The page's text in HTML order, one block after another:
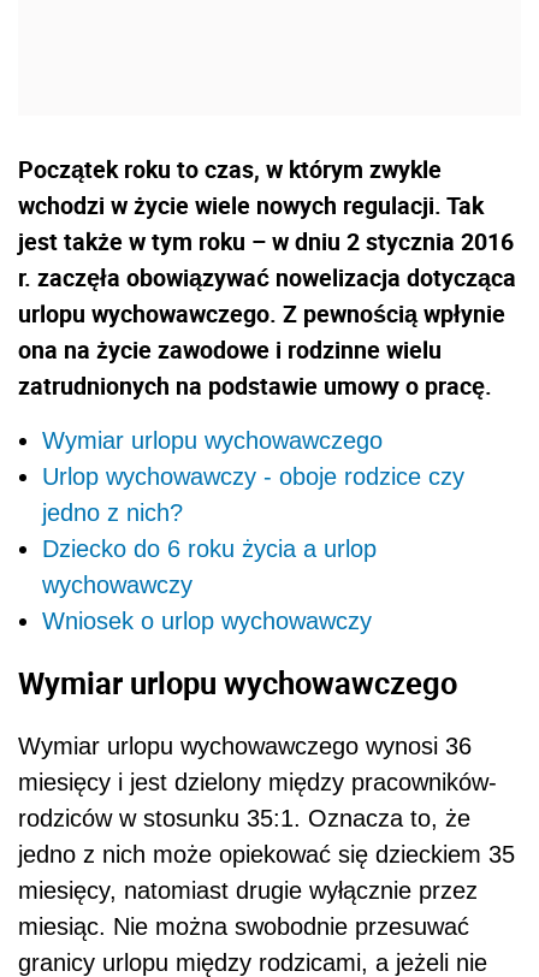
Początek roku to czas, w którym zwykle
wchodzi w życie wiele nowych regulacji. Tak
jest także w tym roku – w dniu 2 stycznia 2016
r. zaczęła obowiązywać nowelizacja dotycząca
urlopu wychowawczego. Z pewnością wpłynie
ona na życie zawodowe i rodzinne wielu
zatrudnionych na podstawie umowy o pracę.
Wymiar urlopu wychowawczego
Urlop wychowawczy - oboje rodzice czy
jedno z nich?
Dziecko do 6 roku życia a urlop
wychowawczy
Wniosek o urlop wychowawczy
Wymiar urlopu wychowawczego
Wymiar urlopu wychowawczego wynosi 36
miesięcy i jest dzielony między pracowników-
rodziców w stosunku 35:1. Oznacza to, że
jedno z nich może opiekować się dzieckiem 35
miesięcy, natomiast drugie wyłącznie przez
miesiąc. Nie można swobodnie przesuwać
granicy urlopu między rodzicami, a jeżeli nie